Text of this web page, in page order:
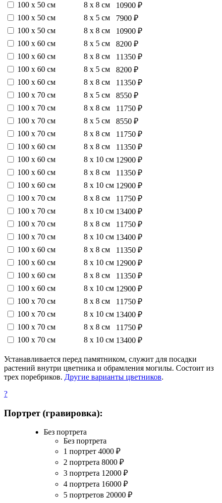
100 х 50 см 8 х 8 см
10900 ₽
100 х 50 см
8 х 5 см
7900 ₽
100 х 50 см
8 х 8 см
10900 ₽
100 х 60 см
8 х 5 см
8200 ₽
100 х 60 см
8 х 8 см
11350 ₽
100 х 60 см
8 х 5 см
8200 ₽
100 х 60 см
8 х 8 см
11350 ₽
100 х 70 см
8 х 5 см
8550 ₽
100 х 70 см
8 х 8 см
11750 ₽
100 х 70 см
8 х 5 см
8550 ₽
100 х 70 см
8 х 8 см
11750 ₽
100 х 60 см
8 х 8 см
11350 ₽
100 х 60 см
8 х 10 см 12900 ₽
100 х 60 см
8 х 8 см
11350 ₽
100 х 60 см
8 х 10 см 12900 ₽
100 х 70 см
8 х 8 см
11750 ₽
100 х 70 см
8 х 10 см 13400 ₽
100 х 70 см
8 х 8 см
11750 ₽
100 х 70 см
8 х 10 см 13400 ₽
100 х 60 см
8 х 8 см
11350 ₽
100 х 60 см
8 х 10 см 12900 ₽
100 х 60 см
8 х 8 см
11350 ₽
100 х 60 см
8 х 10 см 12900 ₽
100 х 70 см
8 х 8 см
11750 ₽
100 х 70 см
8 х 10 см 13400 ₽
100 х 70 см
8 х 8 см
11750 ₽
100 х 70 см
8 х 10 см 13400 ₽
Устанавливается перед памятником, служит для посадки
растений внутри цветника и обрамления могилы. Состоит из
трех поребриков. Другие варианты цветников.
?
Портрет (гравировка):
Без портрета
Без портрета
1 портрет 4000 ₽
2 портрета 8000 ₽
3 портрета 12000 ₽
4 портрета 16000 ₽
5 портретов 20000 ₽